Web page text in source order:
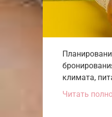
климата,
Читать